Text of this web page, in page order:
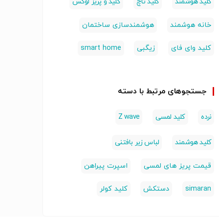
خانه هوشمند هوشمندسازی ساختمان
کلید وای فای زیگبی smart home
جستجوهای مرتبط با دسته
نرده کلید لمسی Z wave
کلید هوشمند لباس زیر بافتنی
قیمت پریز های لمسی اسپرت پیراهن
simaran دستکش کلید کولر